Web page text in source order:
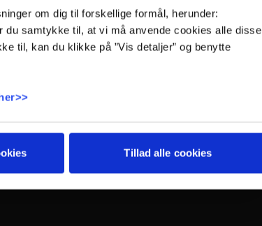
om dig til forskellige formål, herunder:
du samtykke til, at vi må anvende cookies alle disse
til, kan du klikke på ”Vis detaljer” og benytte
Tillad alle cookies
8
alternativ løsning.